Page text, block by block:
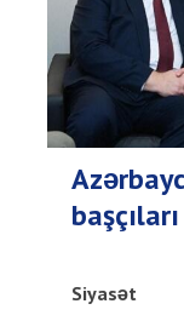
Siyasət